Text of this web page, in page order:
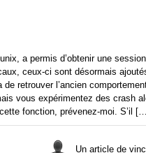
a permis d’obtenir une
ceux-ci sont désormais
de retrouver l’ancien
vous expérimentez des crash
fonction, prévenez-moi. S’il
Un article de